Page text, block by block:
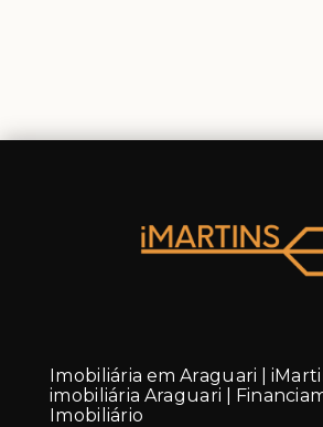
Imobiliária em Araguari |
imobiliária Araguari |
Imobiliário